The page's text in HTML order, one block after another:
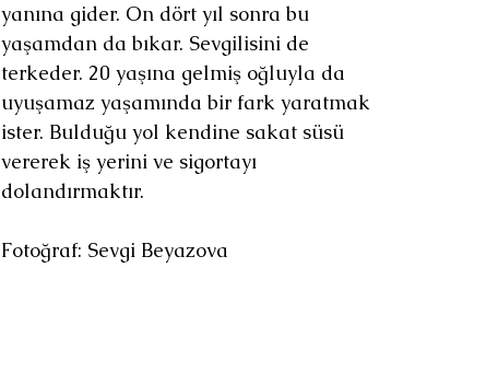
yanına gider. On dört yıl sonra bu
yaşamdan da bıkar. Sevgilisini de
terkeder. 20 yaşına gelmiş oğluyla da
uyuşamaz yaşamında bir fark yaratmak
ister. Bulduğu yol kendine sakat süsü
vererek iş yerini ve sigortayı
dolandırmaktır.
Fotoğraf: Sevgi Beyazova